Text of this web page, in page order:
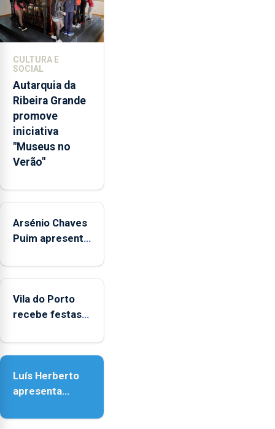
da
promoção
de
pessoais,
emocionais
e
sociais
junto
das
crianças
CULTURA E
SOCIAL
Autarquia da
Ribeira Grande
promove
iniciativa
"Museus no
Verão"
Arsénio Chaves
Puim apresenta
Biblioteca de
Vila do Porto
recebe festas
Nossa Senhora
Luís Herberto
apresenta
Paisagem’